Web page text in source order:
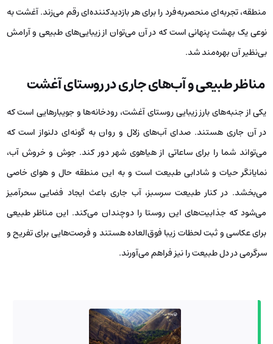
منطقه، تجربه‌ای منحصربه‌فرد را برای هر بازدیدکننده‌ای رقم می‌زند. آغشت به
نوعی یک بهشت پنهانی است که در آن می‌توان از زیبایی‌های طبیعی و آرامش
بی‌نظیر آن بهره‌مند شد.
مناظر طبیعی و آب‌های جاری در روستای آغشت
یکی از جنبه‌های بارز زیبایی روستای آغشت، رودخانه‌ها و جویبارهایی است که
در آن جاری هستند. صدای آب‌های زلال و روان به گونه‌ای دلنواز است که
می‌تواند شما را برای ساعاتی از هیاهوی شهر دور کند. جوش و خروش آب،
نمایانگر حیات و شادابی طبیعت است و به این منطقه حال و هوای خاصی
می‌بخشد. در کنار طبیعت سرسبز، آب جاری باعث ایجاد فضایی سحرآمیز
می‌شود که جذابیت‌های این روستا را دوچندان می‌کند. این مناظر طبیعی
برای عکاسی و ثبت لحظات زیبا فوق‌العاده هستند و فرصت‌هایی برای تفریح و
سرگرمی در دل طبیعت را نیز فراهم می‌آورند.